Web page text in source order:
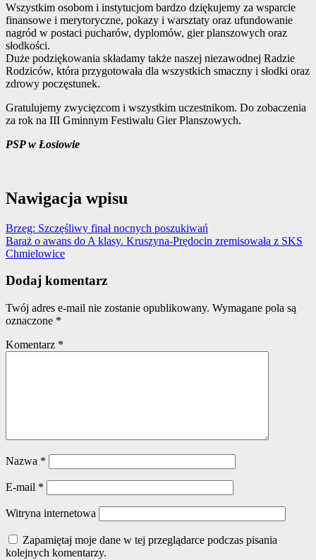
Wszystkim osobom i instytucjom bardzo dziękujemy za wsparcie
finansowe i merytoryczne, pokazy i warsztaty oraz ufundowanie
nagród w postaci pucharów, dyplomów, gier planszowych oraz
słodkości.
Duże podziękowania składamy także naszej niezawodnej Radzie
Rodziców, która przygotowała dla wszystkich smaczny i słodki oraz
zdrowy poczęstunek.
Gratulujemy zwycięzcom i wszystkim uczestnikom. Do zobaczenia
za rok na III Gminnym Festiwalu Gier Planszowych.
PSP w Łosiowie
Nawigacja wpisu
Brzeg: Szczęśliwy finał nocnych poszukiwań
Baraż o awans do A klasy. Kruszyna-Prędocin zremisowała z SKS
Chmielowice
Dodaj komentarz
Twój adres e-mail nie zostanie opublikowany. Wymagane pola są
oznaczone *
Komentarz *
Nazwa *
E-mail *
Witryna internetowa
Zapamiętaj moje dane w tej przeglądarce podczas pisania
kolejnych komentarzy.